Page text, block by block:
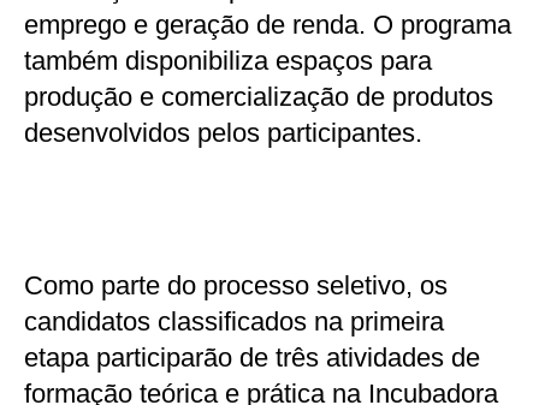
emprego e geração de renda. O programa
também disponibiliza espaços para
produção e comercialização de produtos
desenvolvidos pelos participantes.
Como parte do processo seletivo, os
candidatos classificados na primeira
etapa participarão de três atividades de
formação teórica e prática na Incubadora